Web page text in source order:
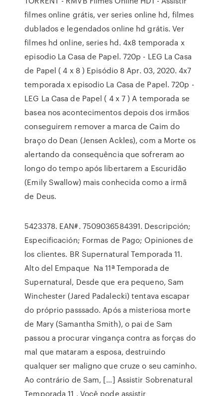
filmes online grátis, ver series online hd, filmes
dublados e legendados online hd grátis. Ver
filmes hd online, series hd. 4x8 temporada x
episodio La Casa de Papel. 720p - LEG La Casa
de Papel ( 4 x 8 ) Episódio 8 Apr. 03, 2020. 4x7
temporada x episodio La Casa de Papel. 720p -
LEG La Casa de Papel ( 4 x 7 ) A temporada se
basea nos acontecimentos depois dos irmãos
conseguirem remover a marca de Caim do
braço do Dean (Jensen Ackles), com a Morte os
alertando da consequência que sofreram ao
longo do tempo após libertarem a Escuridão
(Emily Swallow) mais conhecida como a irmã
de Deus.
5423378. EAN#. 7509036584391. Descripción;
Especificación; Formas de Pago; Opiniones de
los clientes. BR Supernatural Temporada 11.
Alto del Empaque Na 11ª Temporada de
Supernatural, Desde que era pequeno, Sam
Winchester (Jared Padalecki) tentava escapar
do próprio passsado. Após a misteriosa morte
de Mary (Samantha Smith), o pai de Sam
passou a procurar vingança contra as forças do
mal que mataram a esposa, destruindo
qualquer ser maligno que cruze o seu caminho.
Ao contrário de Sam, […] Assistir Sobrenatural
Temporada 11 . Você pode assistir